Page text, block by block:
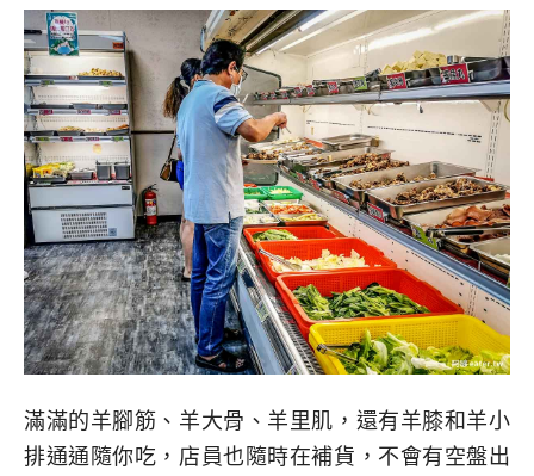
滿滿的羊腳筋、羊大骨、羊里肌，還有羊膝和羊小
排通通隨你吃，店員也隨時在補貨，不會有空盤出